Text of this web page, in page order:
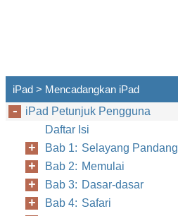
iPad > Mencadangkan iPad
iPad Petunjuk Pengguna
Daftar Isi
Bab 1: Selayang Pandang
Bab 2: Memulai
Bab 3: Dasar-dasar
Bab 4: Safari